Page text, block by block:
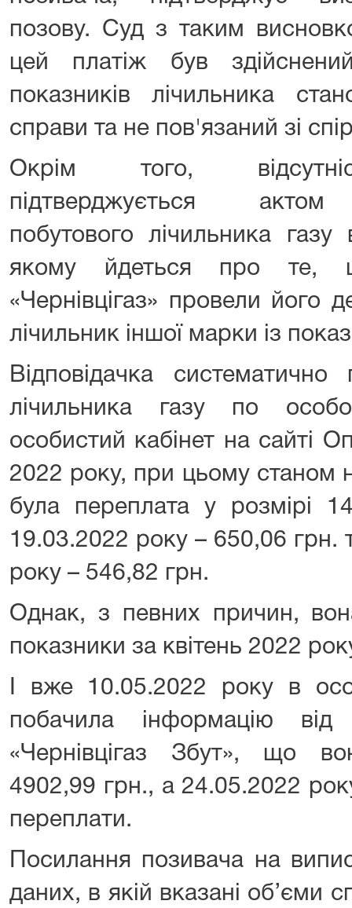
позову. Суд з таким
цей платіж був
показників лічильника
справи та не пов'язаний зі
Окрім того,
підтверджується актом
побутового лічильника
якому йдеться про те,
«Чернівцігаз» провели його
лічильник іншої марки із
Відповідачка
лічильника газу по
особистий кабінет на сайті
2022 року, при цьому станом
була переплата у розмірі
19.03.2022 року – 650,06 грн.
року – 546,82 грн.
Однак, з певних причин,
показники за квітень 2022
І вже 10.05.2022 року в
побачила інформацію
«Чернівцігаз Збут», що
4902,99 грн., а 24.05.2022
переплати.
Посилання позивача на
даних, в якій вказані об’єми